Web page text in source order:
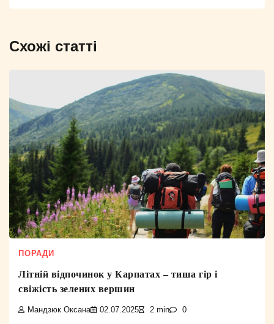
Схожі статті
ПОРАДИ
Літній відпочинок у Карпатах – тиша гір і
свіжість зелених вершин
Мандзюк Оксана 02.07.2025 2 min 0